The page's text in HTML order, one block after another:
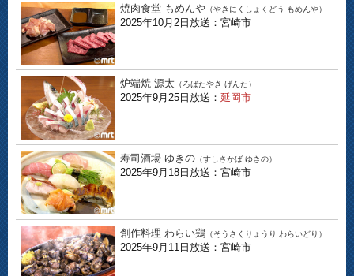
焼肉食堂 もめんや （やきにくしょくどう もめんや）
2025年10月2日放送：宮崎市
炉端焼 源太 （ろばたやき げんた）
2025年9月25日放送： 延岡市
寿司酒場 ゆきの （すしさかば ゆきの）
2025年9月18日放送：宮崎市
創作料理 わらい鶏 （そうさくりょうり わらいどり）
2025年9月11日放送：宮崎市